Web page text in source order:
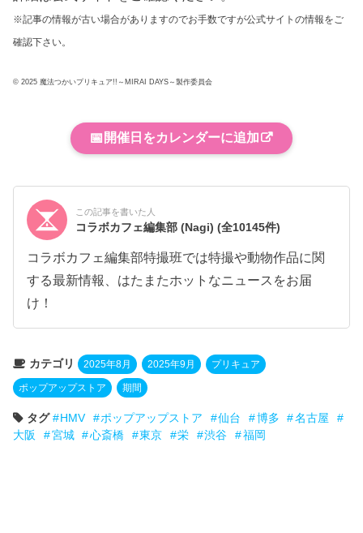
※記事の情報が古い場合がありますのでお手数ですが公式サイトの情報をご
確認下さい。
© 2025 魔法つかいプリキュア!!～MIRAI DAYS～製作委員会
📅 開催日をカレンダーに追加
この記事を書いた人
コラボカフェ編集部 (Nagi)(全10145件)
コラボカフェ編集部特撮班では特撮や動物作品に関
する最新情報、はたまたホットなニュースをお届
け！
カテゴリ 2025年8月 2025年9月 プリキュア
ポップアップストア 期間
タグ HMV ポップアップストア 仙台 博多
名古屋
大阪
宮城 心斎橋 東京 栄 渋谷 福岡